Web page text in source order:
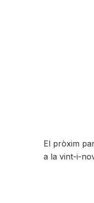
El pròxim
a la vint-i-